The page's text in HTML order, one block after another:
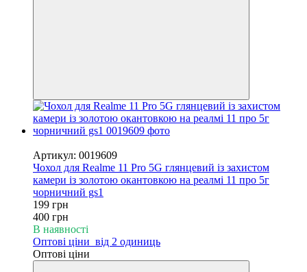
Артикул: 0019609
Чохол для Realme 11 Pro 5G глянцевий із захистом
камери із золотою окантовкою на реалмі 11 про 5г
чорничний gs1
199 грн
400 грн
В наявності
Оптові ціни від 2 одиниць
Оптові ціни